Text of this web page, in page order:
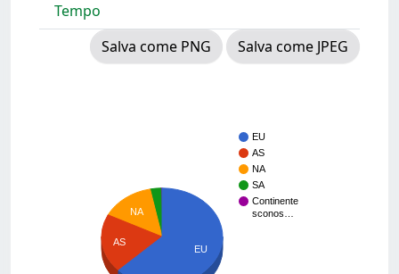
Tempo
Salva come PNG
Salva come JPEG
EU
AS
NA
SA
Continente
sconos…
NA
AS
EU